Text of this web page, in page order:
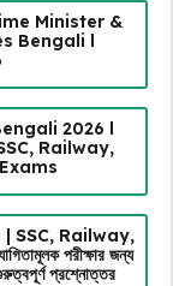
Minister &
Bengali l
2026 l
| SSC, Railway,
SSC, Railway,
পরীক্ষার জন্য
প্রশ্নোত্তর